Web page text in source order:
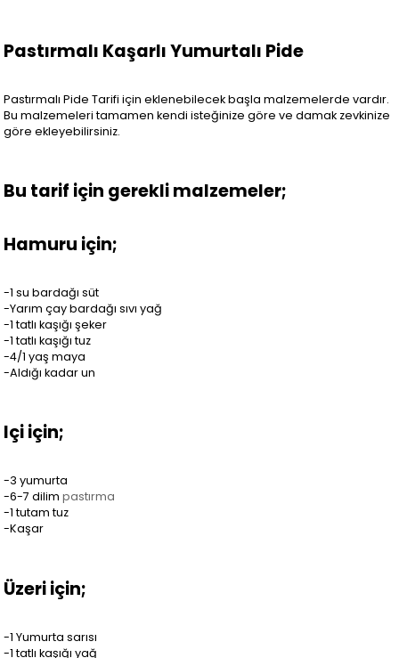
Pastırmalı Kaşarlı Yumurtalı Pide
Pastırmalı Pide Tarifi için eklenebilecek başla malzemelerde vardır.
Bu malzemeleri tamamen kendi isteğinize göre ve damak zevkinize
göre ekleyebilirsiniz.
Bu tarif için gerekli malzemeler;
Hamuru için;
-1 su bardağı süt
-Yarım çay bardağı sıvı yağ
-1 tatlı kaşığı şeker
-1 tatlı kaşığı tuz
-4/1 yaş maya
-Aldığı kadar un
Içi için;
-3 yumurta
-6-7 dilimpastırma
-1 tutam tuz
-Kaşar
Üzeri için;
-1 Yumurta sarısı
-1 tatlı kaşığı yağ